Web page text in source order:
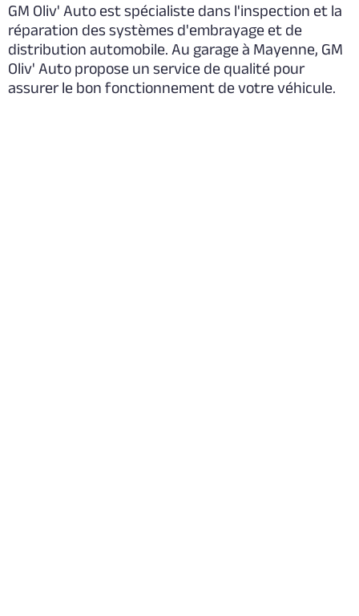
GM Oliv' Auto est spécialiste dans l'inspection et la
réparation des systèmes d'embrayage et de
distribution automobile. Au garage à Mayenne, GM
Oliv' Auto propose un service de qualité pour
assurer le bon fonctionnement de votre véhicule.